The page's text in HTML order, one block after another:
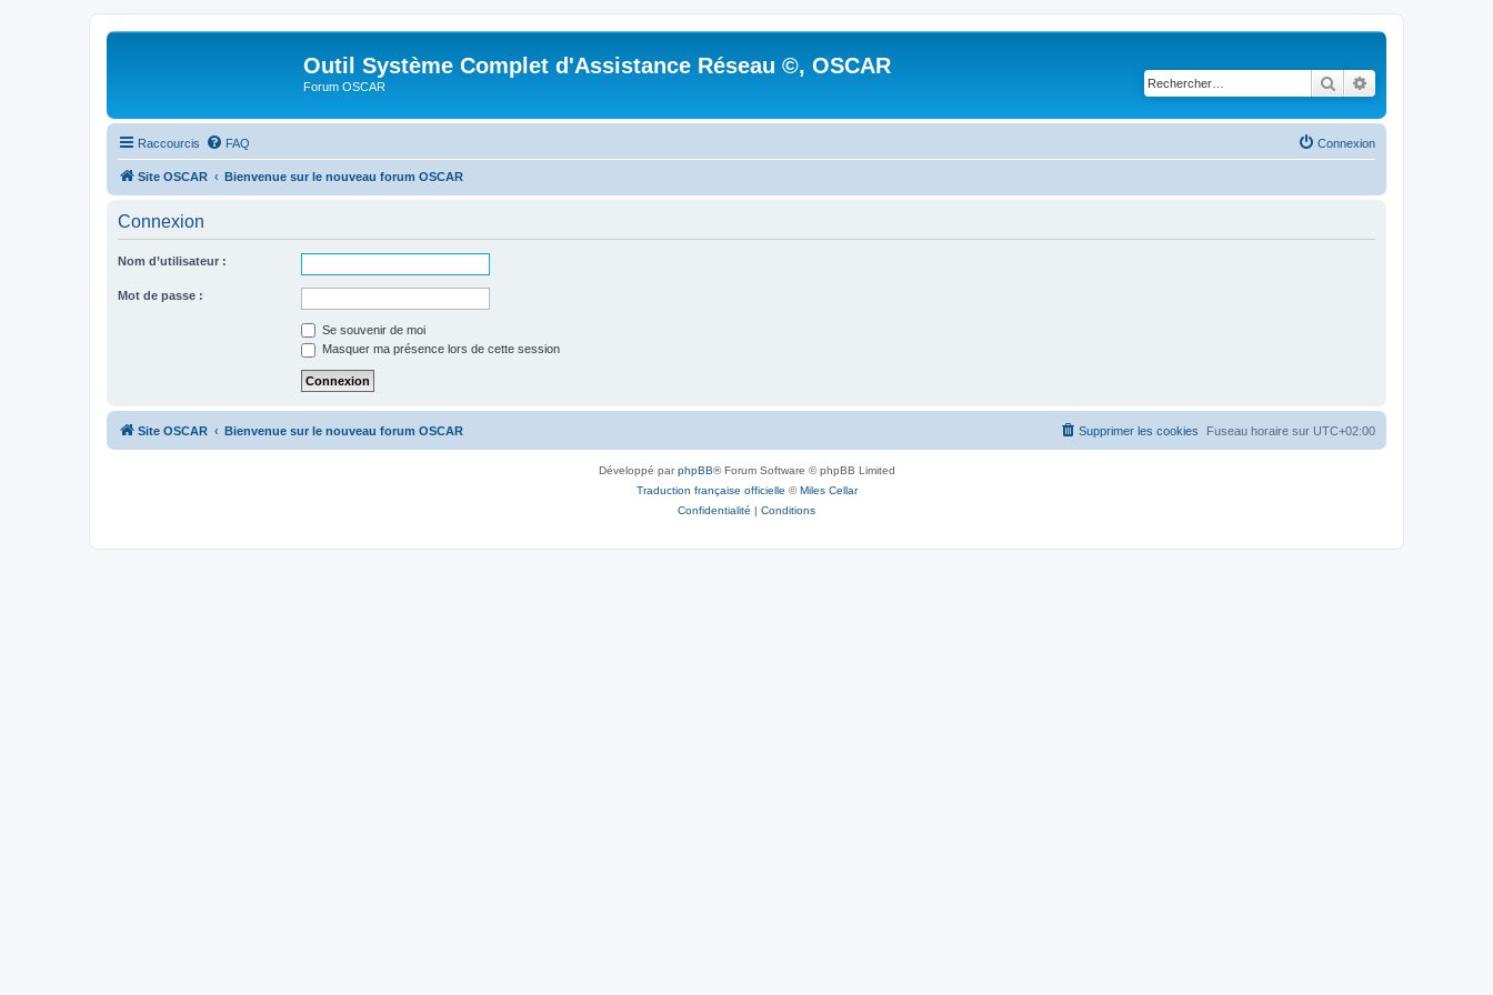
Outil Système Complet d'Assistance Réseau ©, OSCAR
Forum OSCAR Rechercher
Raccourcis FAQ Connexion
Site OSCAR Bienvenue sur le nouveau forum OSCAR
Connexion
Nom d’utilisateur :
Mot de passe :
Se souvenir de moi
Masquer ma présence lors de cette session
Site OSCAR Bienvenue sur le nouveau forum OSCAR Fuseau horaire sur UTC+02:00
Supprimer les cookies
Développé parphpBB® Forum Software © phpBB Limited
Traduction française officielle ©Miles Cellar
Confidentialité | Conditions